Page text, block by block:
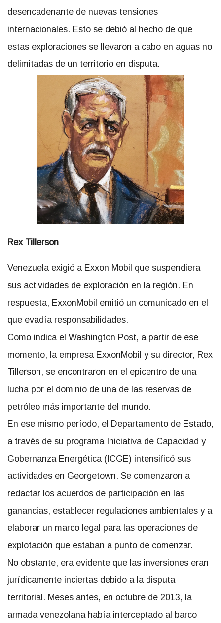
desencadenante de nuevas tensiones
internacionales. Esto se debió al hecho de que
estas exploraciones se llevaron a cabo en aguas no
delimitadas de un territorio en disputa.
Rex Tillerson
Venezuela exigió a Exxon Mobil que suspendiera
sus actividades de exploración en la región. En
respuesta, ExxonMobil emitió un comunicado en el
que evadía responsabilidades.
Como indica el Washington Post, a partir de ese
momento, la empresa ExxonMobil y su director, Rex
Tillerson, se encontraron en el epicentro de una
lucha por el dominio de una de las reservas de
petróleo más importante del mundo.
En ese mismo período, el Departamento de Estado,
a través de su programa Iniciativa de Capacidad y
Gobernanza Energética (ICGE) intensificó sus
actividades en Georgetown. Se comenzaron a
redactar los acuerdos de participación en las
ganancias, establecer regulaciones ambientales y a
elaborar un marco legal para las operaciones de
explotación que estaban a punto de comenzar.
No obstante, era evidente que las inversiones eran
jurídicamente inciertas debido a la disputa
territorial. Meses antes, en octubre de 2013, la
armada venezolana había interceptado al barco